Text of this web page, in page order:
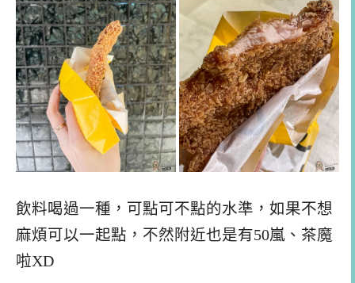
飲料喝過一種，可點可不點的水準，如果不想
麻煩可以一起點，不然附近也是有50嵐、茶魔
啦XD